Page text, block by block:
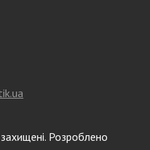
Розроблено